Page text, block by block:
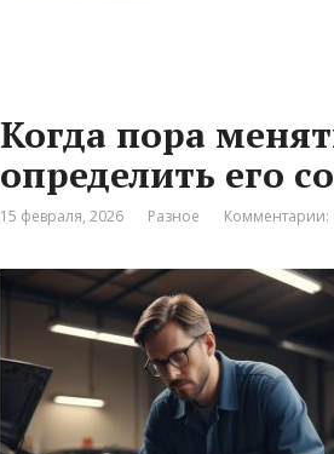
Когда пора
определить его
15 февраля, 2026 Разное Комментарии: